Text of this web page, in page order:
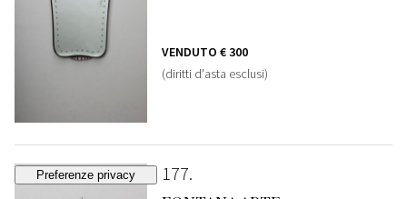
VENDUTO € 300
(diritti d'asta esclusi)
177